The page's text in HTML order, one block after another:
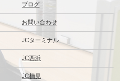
ブログ
お問い合わせ
JCターミナル
JC西浜
JC楠見